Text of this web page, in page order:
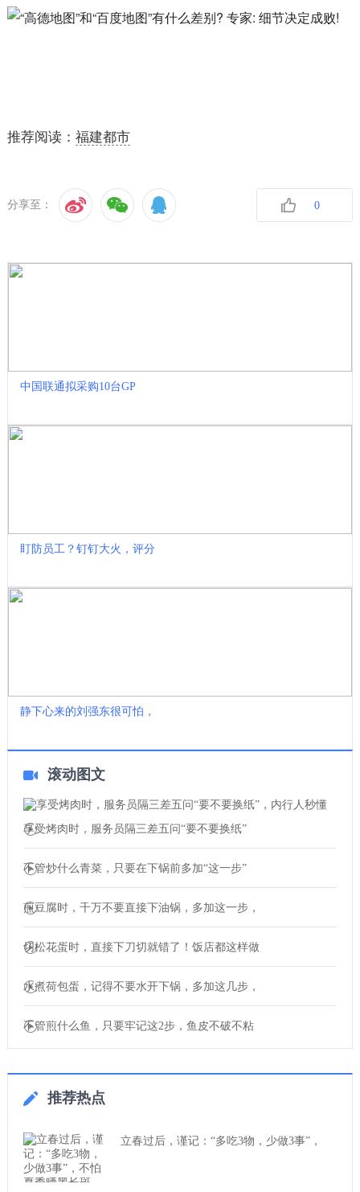
推荐阅读： 福建都市
分享至： 0
中国联通拟采购10台GP
盯防员工？钉钉大火，评分
静下心来的刘强东很可怕，
滚动图文
享受烤肉时，服务员隔三差五问“要不要换纸”
不管炒什么青菜，只要在下锅前多加“这一步”
煎豆腐时，千万不要直接下油锅，多加这一步，
切松花蛋时，直接下刀切就错了！饭店都这样做
水煮荷包蛋，记得不要水开下锅，多加这几步，
不管煎什么鱼，只要牢记这2步，鱼皮不破不粘
推荐热点
立春过后，谨记：“多吃3物，少做3事”，